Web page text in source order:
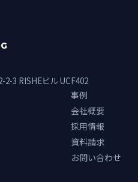
2-3 RISHEビル UCF402
事例
会社概要
採用情報
資料請求
お問い合わせ